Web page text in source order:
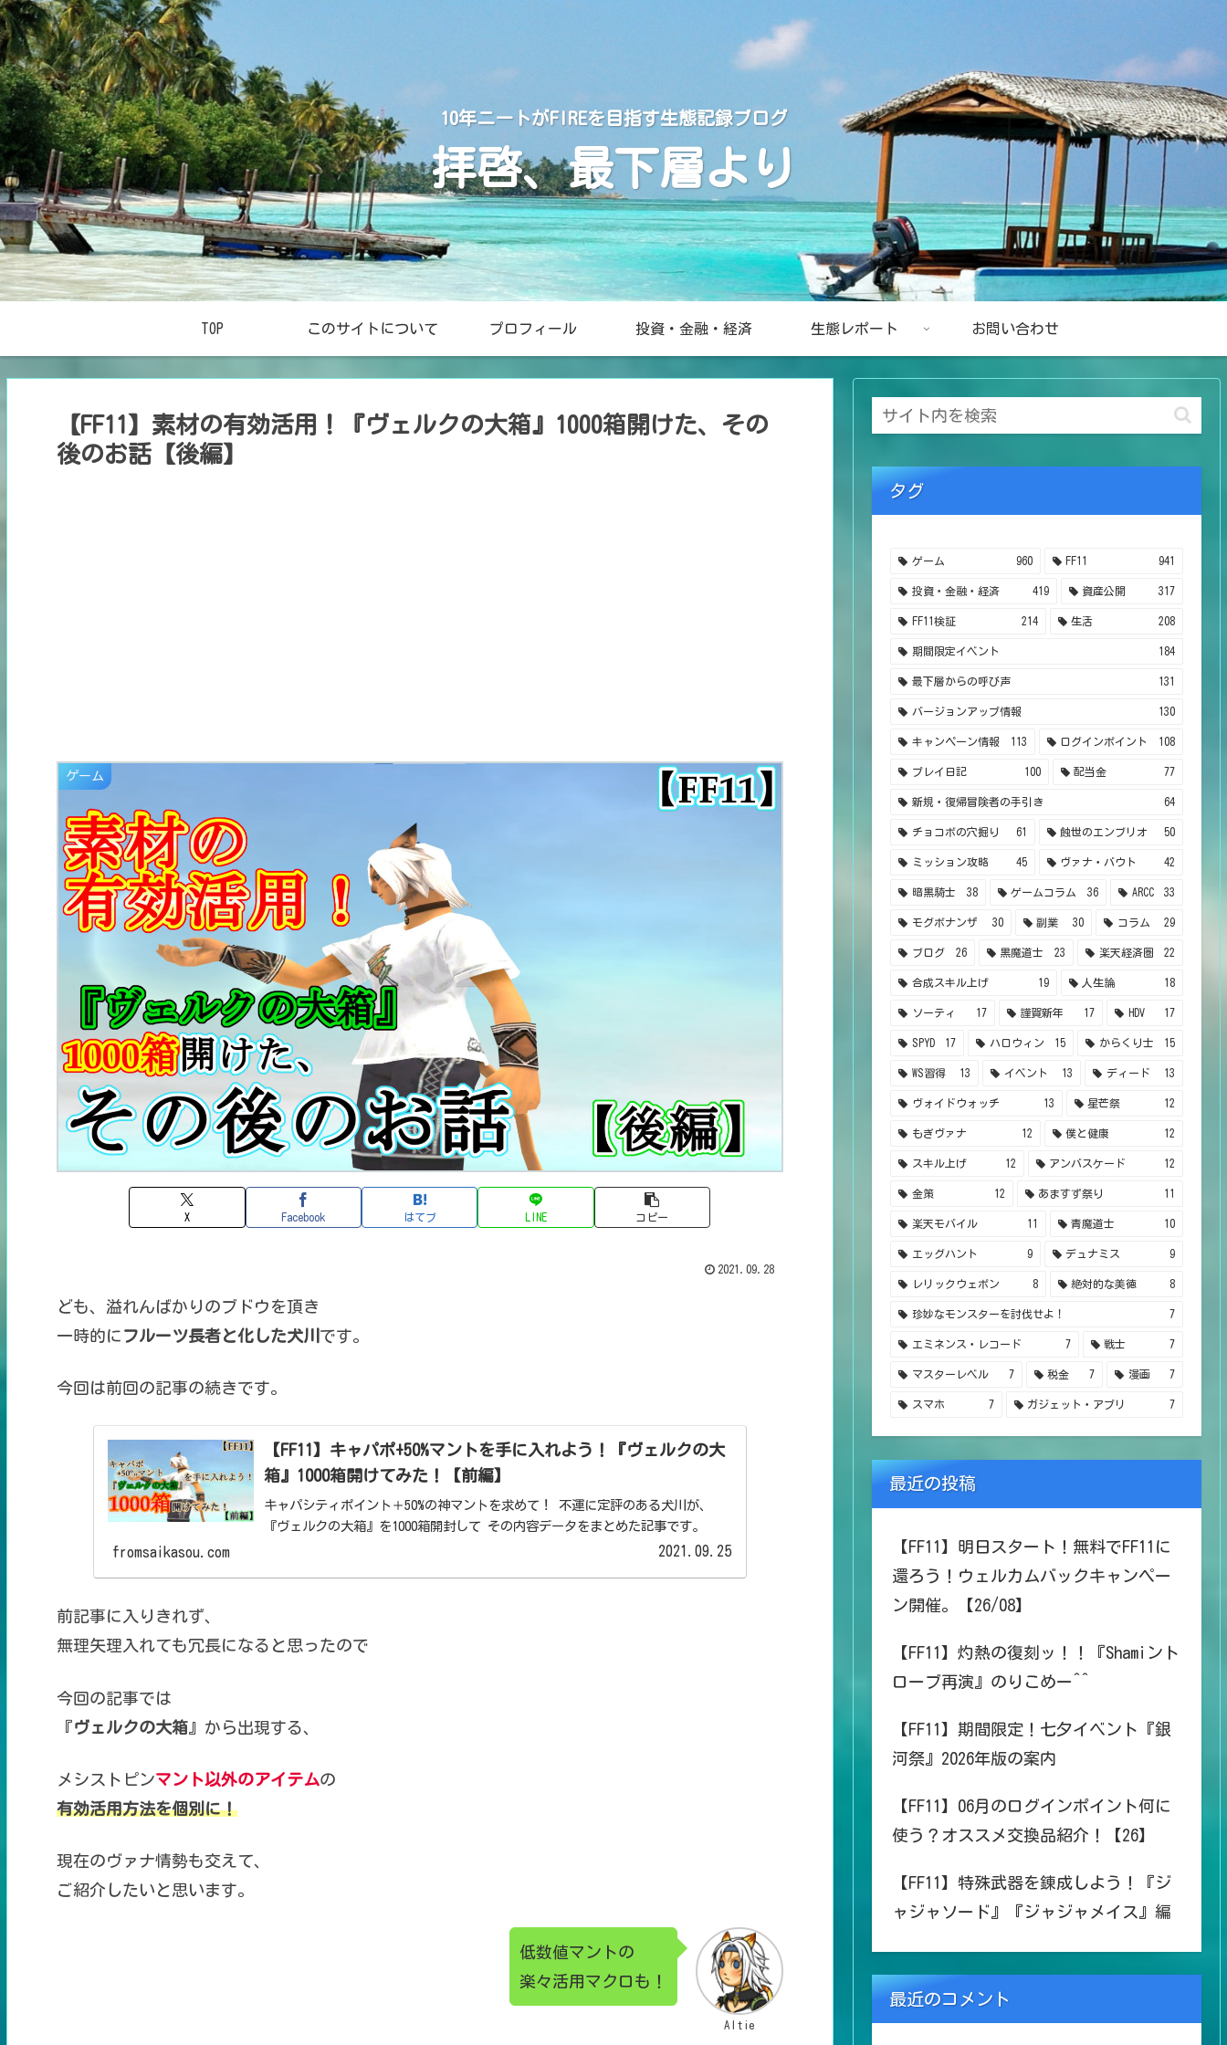
10年ニートがFIREを目指す生態記録ブログ
拝啓、最下層より
TOP このサイトについて プロフィール 投資・金融・経済 生態レポート お問い合わせ
【FF11】素材の有効活用！『ヴェルクの大箱』1000箱開けた、その
後のお話【後編】
ゲーム
X Facebook はてブ LINE コピー
2021.09.28
ども、溢れんばかりのブドウを頂き
一時的に フルーツ長者と化した犬川 です。
今回は前回の記事の続きです。
【FF11】キャパポ+50%マントを手に入れよう！『ヴェルクの大
箱』1000箱開けてみた！【前編】
キャパシティポイント＋50%の神マントを求めて！ 不運に定評のある犬川が、
『ヴェルクの大箱』を1000箱開封して その内容データをまとめた記事です。
fromsaikasou.com 2021.09.25
前記事に入りきれず、
無理矢理入れても冗長になると思ったので
今回の記事では
『ヴェルクの大箱』から出現する、
メシストピンマント以外のアイテムの
有効活用方法を個別に！
現在のヴァナ情勢も交えて、
ご紹介したいと思います。
Altie
低数値マントの
楽々活用マクロも！
タグ
ゲーム 960 FF11 941
投資・金融・経済 419 資産公開 317
FF11検証 214 生活 208
期間限定イベント 184
最下層からの呼び声 131
バージョンアップ情報 130
キャンペーン情報 113 ログインポイント 108
プレイ日記 100 配当金 77
新規・復帰冒険者の手引き 64
チョコボの穴掘り 61 蝕世のエンブリオ 50
ミッション攻略 45 ヴァナ・バウト 42
暗黒騎士 38 ゲームコラム 36 ARCC 33
モグボナンザ 30 副業 30 コラム 29
ブログ 26 黒魔道士 23 楽天経済圏 22
合成スキル上げ 19 人生論 18
ソーティ 17 謹賀新年 17 HDV 17
SPYD 17 ハロウィン 15 からくり士 15
WS習得 13 イベント 13 ディード 13
ヴォイドウォッチ 13 星芒祭 12
もぎヴァナ 12 僕と健康 12
スキル上げ 12 アンバスケード 12
金策 12 あますず祭り 11
楽天モバイル 11 青魔道士 10
エッグハント 9 デュナミス 9
レリックウェポン 8 絶対的な美徳 8
珍妙なモンスターを討伐せよ！ 7
エミネンス・レコード 7 戦士 7
マスターレベル 7 税金 7 漫画 7
スマホ 7 ガジェット・アプリ 7
最近の投稿
【FF11】明日スタート！無料でFF11に
還ろう！ウェルカムバックキャンペー
ン開催。【26/08】
【FF11】灼熱の復刻ッ！！『Shamiント
ローブ再演』のりこめー^^
【FF11】期間限定！七夕イベント『銀
河祭』2026年版の案内
【FF11】06月のログインポイント何に
使う？オススメ交換品紹介！【26】
【FF11】特殊武器を錬成しよう！『ジ
ャジャソード』『ジャジャメイス』編
最近のコメント